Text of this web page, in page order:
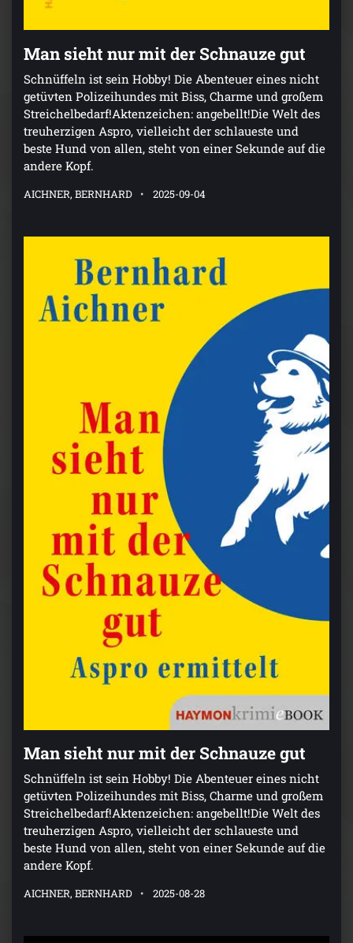
Man sieht nur mit der Schnauze gut
Schnüffeln ist sein Hobby! Die Abenteuer eines nicht
getüvten Polizeihundes mit Biss, Charme und großem
Streichelbedarf!Aktenzeichen: angebellt!Die Welt des
treuherzigen Aspro, vielleicht der schlaueste und
beste Hund von allen, steht von einer Sekunde auf die
andere Kopf.
AICHNER, BERNHARD 2025-09-04
Man sieht nur mit der Schnauze gut
Schnüffeln ist sein Hobby! Die Abenteuer eines nicht
getüvten Polizeihundes mit Biss, Charme und großem
Streichelbedarf!Aktenzeichen: angebellt!Die Welt des
treuherzigen Aspro, vielleicht der schlaueste und
beste Hund von allen, steht von einer Sekunde auf die
andere Kopf.
AICHNER, BERNHARD 2025-08-28